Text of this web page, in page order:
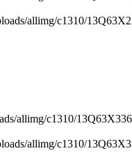
allimg/c1310/
allimg/c1310/
allimg/c1310/